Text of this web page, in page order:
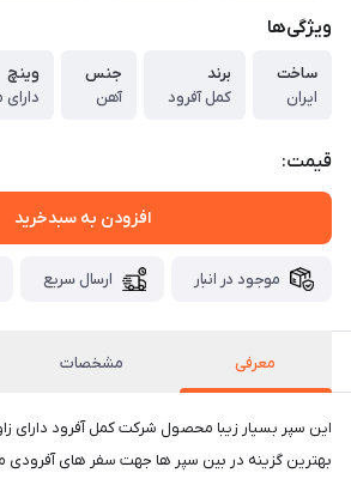
ویژگی‌ها
ساخت
ایران
برند
کمل آفرود
جنس
آهن
وینچ
قیمت:
افزودن به سبدخرید
موجود در انبار ارسال سریع
معرفی مشخصات
این سپر بسیار زیبا محصول شرکت کمل آفرود دارای
بهترین گزینه در بین سپر ها جهت سفر های آفرودی